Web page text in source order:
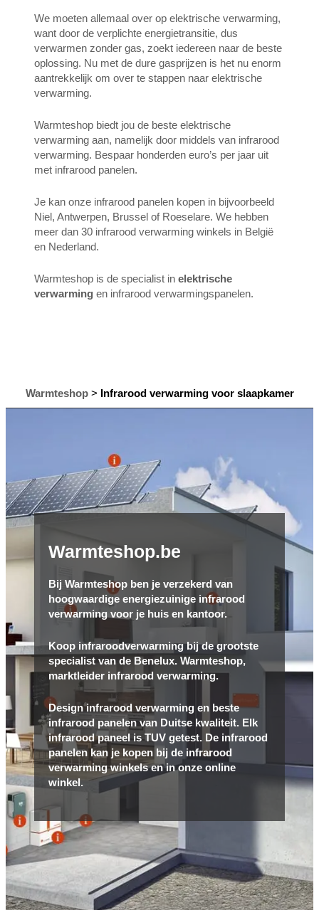
We moeten allemaal over op elektrische verwarming,
want door de verplichte energietransitie, dus
verwarmen zonder gas, zoekt iedereen naar de beste
oplossing. Nu met de dure gasprijzen is het nu enorm
aantrekkelijk om over te stappen naar elektrische
verwarming.
Warmteshop biedt jou de beste elektrische
verwarming aan, namelijk door middels van infrarood
verwarming. Bespaar honderden euro’s per jaar uit
met infrarood panelen.
Je kan onze infrarood panelen kopen in bijvoorbeeld
Niel, Antwerpen, Brussel of Roeselare. We hebben
meer dan 30 infrarood verwarming winkels in België
en Nederland.
Warmteshop is de specialist in elektrische
verwarming en infrarood verwarmingspanelen.
Warmteshop> Infrarood verwarming voor slaapkamer
Warmteshop.be
Bij Warmteshop ben je verzekerd van
hoogwaardige energiezuinige infrarood
verwarming voor je huis en kantoor.
Koop infraroodverwarming bij de grootste
specialist van de Benelux. Warmteshop,
marktleider infrarood verwarming.
Design infrarood verwarming en beste
infrarood panelen van Duitse kwaliteit. Elk
infrarood paneel is TUV getest. De infrarood
panelen kan je kopen bij de infrarood
verwarming winkels en in onze online
winkel.